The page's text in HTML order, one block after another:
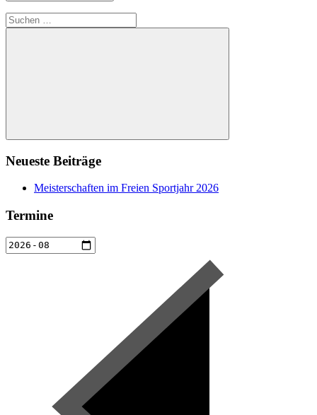
Suchen
nach:
Suchen
Neueste Beiträge
Meisterschaften im Freien Sportjahr 2026
Termine